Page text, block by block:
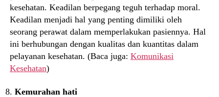
kesehatan. Keadilan berpegang teguh terhadap moral.
Keadilan menjadi hal yang penting dimiliki oleh
seorang perawat dalam memperlakukan pasiennya. Hal
ini berhubungan dengan kualitas dan kuantitas dalam
pelayanan kesehatan. (Baca juga: Komunikasi
Kesehatan)
Kemurahan hati